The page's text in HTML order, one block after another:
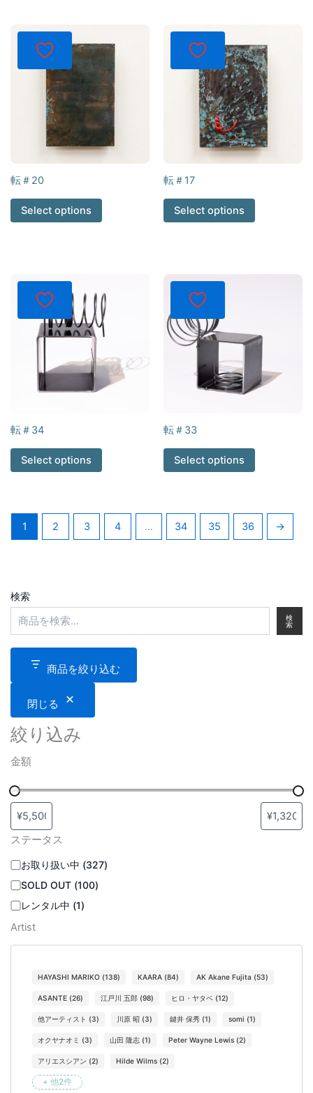
転＃20
Select options
転＃17
Select options
転＃34
Select options
転＃33
Select options
1 2 3 4 … 34 35 36 →
検索
検
索
商品を絞り込む
閉じる
絞り込み
金額
ステータス
お取り扱い中 (327)
SOLD OUT (100)
レンタル中 (1)
Artist
HAYASHI MARIKO (138) KAARA (84) AK Akane Fujita (53)
ASANTE (26) 江戸川 五郎 (98) ヒロ・ヤタベ (12)
他アーティスト (3) 川原 昭 (3) 鍵井 保秀 (1) somi (1)
オクヤナオミ (3) 山田 隆志 (1) Peter Wayne Lewis (2)
アリエスシアン (2) Hilde Wilms (2)
+ 他2件